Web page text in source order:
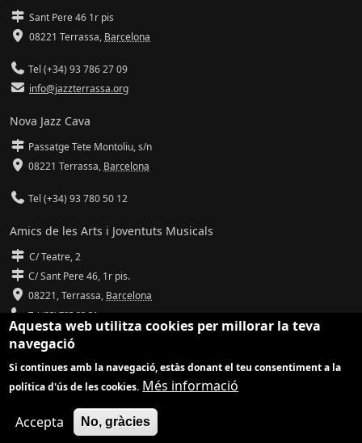
Sant Pere 46 1r pis
08221 Terrassa, Barcelona
Tel (+34) 93 786 27 09
info@jazzterrassa.org
Nova Jazz Cava
Passatge Tete Montoliu, s/n
08221 Terrassa, Barcelona
Tel (+34) 93 780 50 12
Amics de les Arts i Joventuts Musicals
C/ Teatre, 2
C/ Sant Pere 46, 1r pis.
08221,Terrassa, Barcelona
Tel (93) 785 92 31
info@amicsdelesarts-jjmm.cat
www.amicsdelesarts-jjmm.cat
Adaptació de
Aquesta web utilitza cookies per millorar la teva
navegació
Si continues amb la navegació, estàs donant el teu consentiment a la
política d'ús de les cookies. Més informació
Accepta No, gràcies